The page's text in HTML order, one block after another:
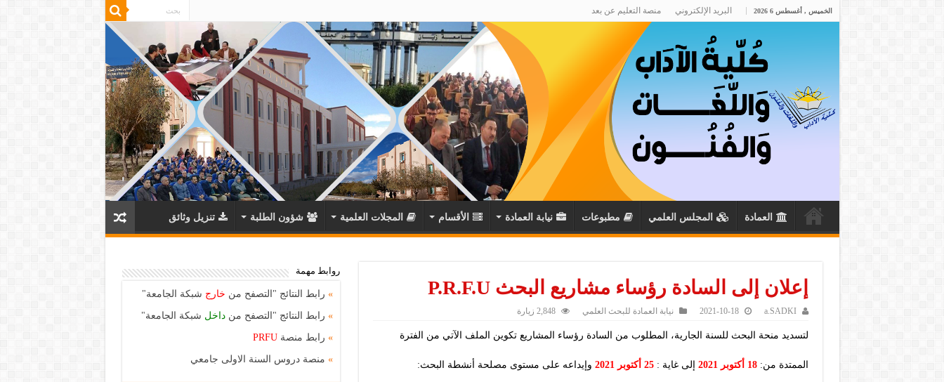
الخميس , أغسطس 6 2026 البريد الإلكتروني منصة التعليم عن بعد
العمادة المجلس العلمي مطبوعات نيابة العمادة اﻷقسام المجلات العلمية شؤون الطلبة تنزيل وثائق
إعلان إلى السادة رؤساء مشاريع البحث P.R.F.U
a.SADKI
2021-10-18 نيابة العمادة للبحث العلمي 2,848 زيارة
لتسديد منحة البحث للسنة الجارية، المطلوب من السادة رؤساء المشاريع تكوين الملف الآتي من الفترة
الممتدة من:18 أكتوبر 2021 إلى غاية :25 أكتوبر 2021 وإيداعه على مستوى مصلحة أنشطة البحث:
روابط مهمة
» رابط النتائج "التصفح من خارج شبكة الجامعة"
» رابط النتائج "التصفح منداخل شبكة الجامعة"
» رابط منصةPRFU
» منصة دروس السنة الاولى جامعي